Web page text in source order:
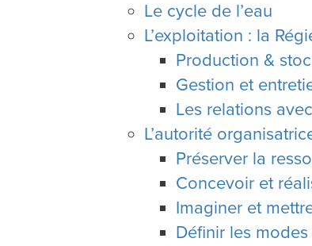
Le cycle de l’eau
L’exploitation : la
Production &
Gestion et
Les relations
L’autorité
Préserver la
Concevoir et
Imaginer et
Définir les